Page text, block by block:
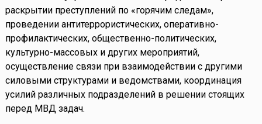
раскрытии преступлений по «горячим следам»,
проведении антитеррористических, оперативно-
профилактических, общественно-политических,
культурно-массовых и других мероприятий,
осуществление связи при взаимодействии с другими
силовыми структурами и ведомствами, координация
усилий различных подразделений в решении стоящих
перед МВД задач.